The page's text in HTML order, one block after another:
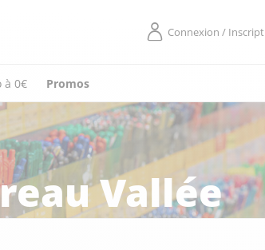
Connexion /
à 0€ Promos
Vallée